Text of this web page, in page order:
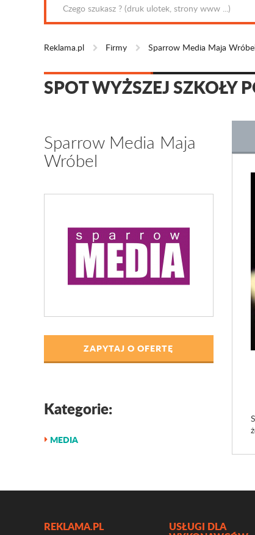
Reklama.pl Firmy Sparrow Media Maja
SPOT WYŻSZEJ SZKOŁY
Sparrow Media Maja
Wróbel
ZAPYTAJ O OFERTĘ
Kategorie:
MEDIA
REKLAMA.PL USŁUGI DLA